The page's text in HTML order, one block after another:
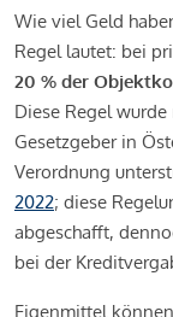
Wie viel Geld
Regel lautet: bei
20 % der
Diese Regel
Gesetzgeber in
Verordnung
2022; diese
abgeschafft,
bei der
Eigenmittel